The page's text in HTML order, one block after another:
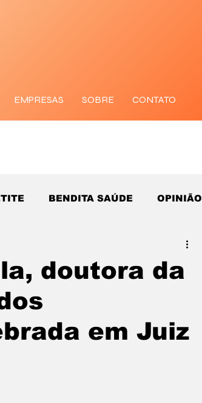
EMPRESAS SOBRE CONTATO
BENDITA SAÚDE OPINIÃO
doutora da
em Juiz